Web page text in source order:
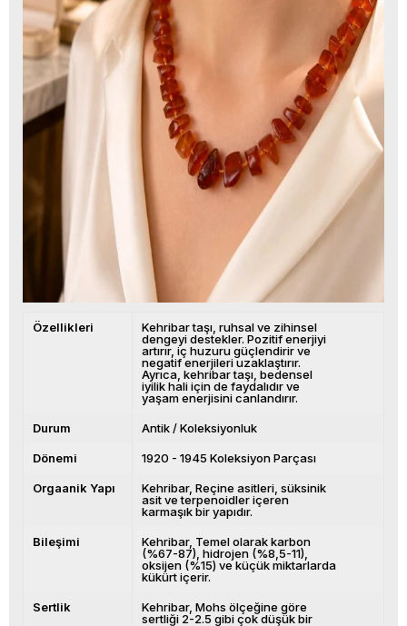
Özellikleri
Kehribar taşı, ruhsal ve zihinsel
dengeyi destekler. Pozitif enerjiyi
artırır, iç huzuru güçlendirir ve
negatif enerjileri uzaklaştırır.
Ayrıca, kehribar taşı, bedensel
iyilik hali için de faydalıdır ve
yaşam enerjisini canlandırır.
Durum Antik / Koleksiyonluk
Dönemi 1920 - 1945 Koleksiyon Parçası
Orgaanik Yapı
Kehribar, Reçine asitleri, süksinik
asit ve terpenoidler içeren
karmaşık bir yapıdır.
Bileşimi
Kehribar, Temel olarak karbon
(%67-87), hidrojen (%8,5-11),
oksijen (%15) ve küçük miktarlarda
kükürt içerir.
Sertlik
Kehribar, Mohs ölçeğine göre
sertliği 2-2.5 gibi çok düşük bir